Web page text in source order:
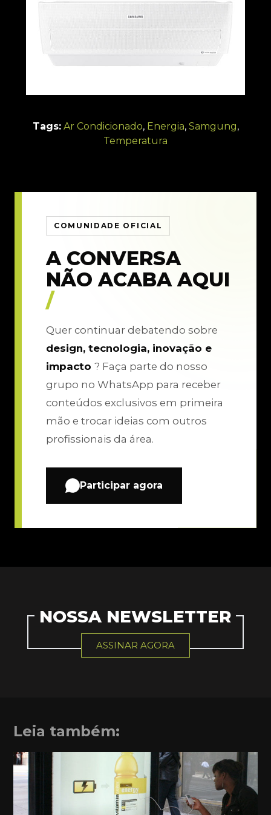
Tags: Ar Condicionado, Energia, Samgung,
Temperatura
COMUNIDADE OFICIAL
A CONVERSA
NÃO ACABA AQUI
/
Quer continuar debatendo sobre
design, tecnologia, inovação e
impacto ? Faça parte do nosso
grupo no WhatsApp para receber
conteúdos exclusivos em primeira
mão e trocar ideias com outros
profissionais da área.
Participar agora
NOSSA NEWSLETTER
ASSINAR AGORA
Leia também: